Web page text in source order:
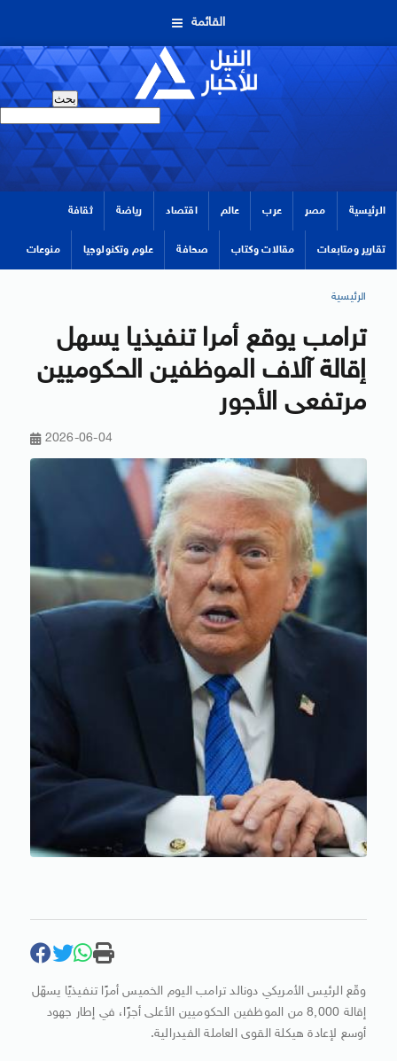
القائمة
الرئيسية مصر عرب عالم اقتصاد رياضة ثقافة
تقارير ومتابعات مقالات وكتاب صحافة علوم وتكنولوجيا منوعات
الرئيسية
ترامب يوقع أمرا تنفيذيا يسهل
إقالة آلاف الموظفين الحكوميين
مرتفعى الأجور
2026-06-04
وقّع الرئيس الأمريكي دونالد ترامب اليوم الخميس أمرًا تنفيذيًا يسهّل
إقالة 8,000 من الموظفين الحكوميين الأعلى أجرًا، في إطار جهود
أوسع لإعادة هيكلة القوى العاملة الفيدرالية.